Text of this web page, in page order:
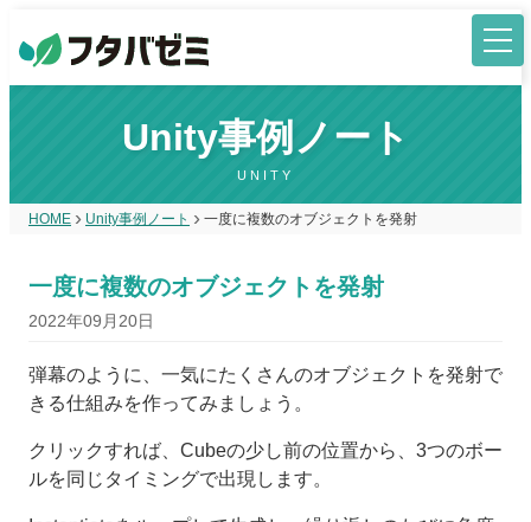
Unity事例ノート
UNITY
HOME Unity事例ノート 一度に複数のオブジェクトを発射
一度に複数のオブジェクトを発射
2022年09月20日
弾幕のように、一気にたくさんのオブジェクトを発射で
きる仕組みを作ってみましょう。
クリックすれば、Cubeの少し前の位置から、3つのボー
ルを同じタイミングで出現します。